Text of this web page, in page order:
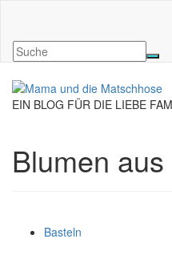
EIN BLOG FÜR DIE LIEBE
Blumen
Basteln